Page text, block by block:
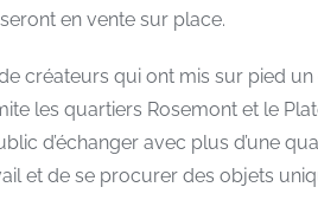
en vente sur place.
créateurs qui ont mis sur pied
les quartiers Rosemont et le
d’échanger avec plus d’une
et de se procurer des objets